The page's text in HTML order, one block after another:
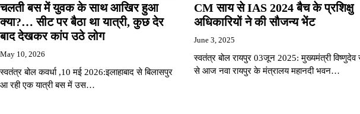
चलती बस में युवक के साथ आखिर हुआ
क्या?… सीट पर बैठा था यात्री, कुछ देर
बाद देखकर कांप उठे लोग
May 10, 2026
स्वतंत्र बोल कवर्धा ,10 मई 2026:इलाहाबाद से बिलासपुर
आ रही एक यात्री बस में उस…
CM साय से IAS 2024 बैच के प्रशिक्षु
अधिकारियों ने की सौजन्य भेंट
June 3, 2025
स्वतंत्र बोल रायपुर 03जून 2025: मुख्यमंत्री विष्णुदेव
से आज नवा रायपुर के मंत्रालय महानदी भवन…